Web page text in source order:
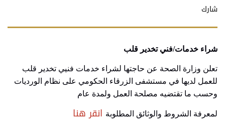
شارك
شراء خدمات/فني تخدير قلب
تعلن وزارة الصحة عن حاجتها لشراء خدمات فنيي تخدير قلب
للعمل لديها في مستشفى الزرقاء الحكومي على نظام الورديات
وحسب ما تقتضيه مصلحة العمل ولمدة عام
لمعرفة الشروط والوثائق المطلوبة انقر هنا